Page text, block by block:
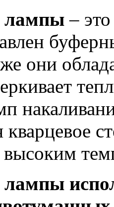
лампы –
они
кварцевое
лампы